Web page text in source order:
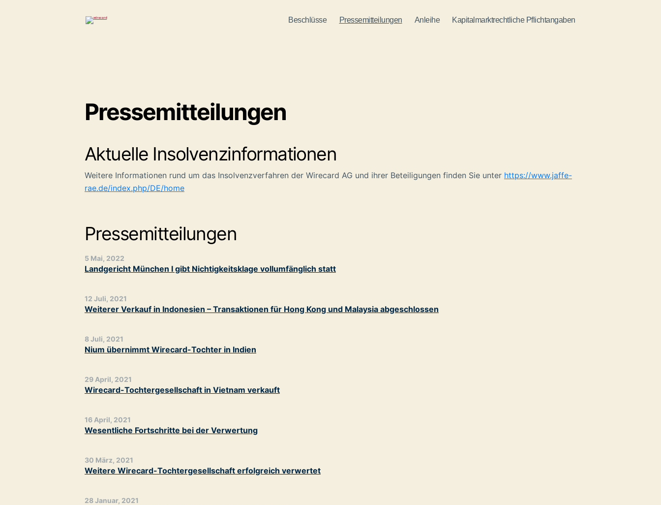
wirecard
Beschlüsse Pressemitteilungen Anleihe Kapitalmarktrechtliche Pflichtangaben
Pressemitteilungen
Aktuelle Insolvenzinformationen
Weitere Informationen rund um das Insolvenzverfahren der Wirecard AG und ihrer Beteiligungen finden Sie unter https://www.jaffe-
rae.de/index.php/DE/home
Pressemitteilungen
Landgericht München I gibt Nichtigkeitsklage vollumfänglich statt
5 Mai, 2022
Weiterer Verkauf in Indonesien – Transaktionen für Hong Kong und Malaysia abgeschlossen
12 Juli, 2021
Nium übernimmt Wirecard-Tochter in Indien
8 Juli, 2021
Wirecard-Tochtergesellschaft in Vietnam verkauft
29 April, 2021
Wesentliche Fortschritte bei der Verwertung
16 April, 2021
Weitere Wirecard-Tochtergesellschaft erfolgreich verwertet
30 März, 2021
28 Januar, 2021